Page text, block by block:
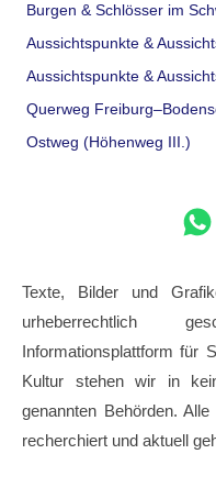
Burgen & Schlösser im
Aussichtspunkte &
Aussichtspunkte &
Querweg
Ostweg (Höhenweg III.)
Texte, Bilder und
urheberrechtlich
Informationsplattform für
Kultur stehen wir in
genannten Behörden.
recherchiert und aktuell